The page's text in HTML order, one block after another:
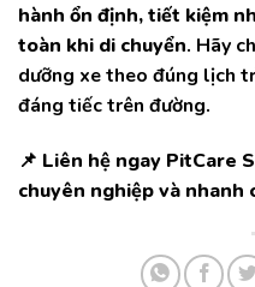
hành ổn định, tiết kiệm
toàn khi di chuyển. Hãy
dưỡng xe theo đúng lịch
đáng tiếc trên đường.
📌 Liên hệ ngay PitCare
chuyên nghiệp và nhanh